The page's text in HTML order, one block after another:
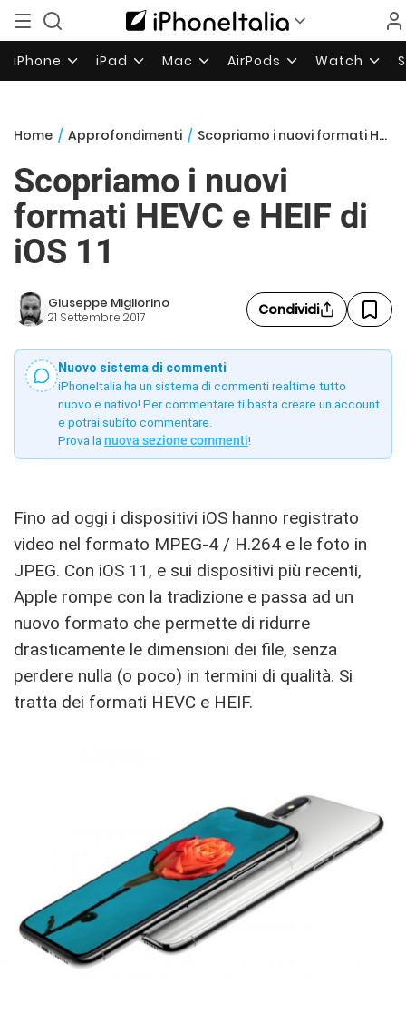
iPhone iPad Mac AirPods Watch
Home / Approfondimenti / Scopriamo i nuovi formati HEVC e HEIF di iOS 11
Scopriamo i nuovi
formati HEVC e HEIF di
iOS 11
Giuseppe Migliorino
21 Settembre 2017 Condividi
Nuovo sistema di commenti
iPhoneItalia ha un sistema di commenti realtime tutto
nuovo e nativo! Per commentare ti basta creare un account
e potrai subito commentare.
Prova la nuova sezione commenti!
Fino ad oggi i dispositivi iOS hanno registrato
video nel formato MPEG-4 / H.264 e le foto in
JPEG. Con iOS 11, e sui dispositivi più recenti,
Apple rompe con la tradizione e passa ad un
nuovo formato che permette di ridurre
drasticamente le dimensioni dei file, senza
perdere nulla (o poco) in termini di qualità. Si
tratta dei formati HEVC e HEIF.